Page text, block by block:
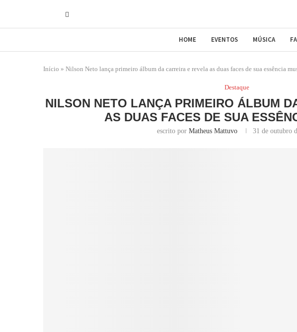
HOME EVENTOS MÚSICA
Início » Nilson Neto lança primeiro álbum da carreira e revela as duas faces de sua essência
Destaque
NILSON NETO LANÇA PRIMEIRO ÁLBUM
AS DUAS FACES DE SUA
escrito porMatheus Mattuvo 31 de outubro